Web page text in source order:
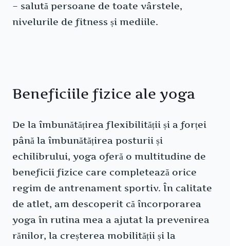
– salută persoane de toate vârstele,
nivelurile de fitness și mediile.
Beneficiile fizice ale yoga
De la îmbunătățirea flexibilității și a forței
până la îmbunătățirea posturii și
echilibrului, yoga oferă o multitudine de
beneficii fizice care completează orice
regim de antrenament sportiv. În calitate
de atlet, am descoperit că încorporarea
yoga în rutina mea a ajutat la prevenirea
rănilor, la creșterea mobilității și la